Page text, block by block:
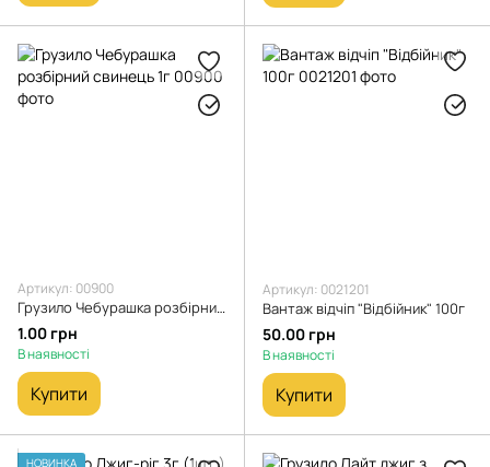
Артикул: 00900
Грузило Чебурашка розбірний свинець 1г
1.00 грн
В наявності
Купити
Артикул: 0021201
Вантаж відчіп "Відбійник" 100г
50.00 грн
В наявності
Купити
НОВИНКА